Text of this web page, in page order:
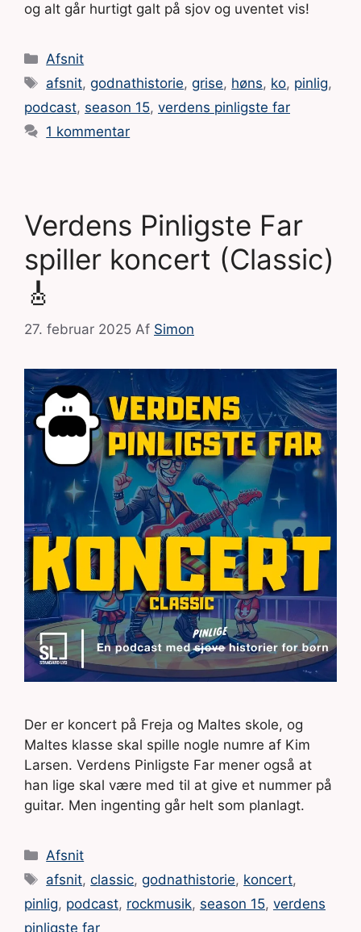
og alt går hurtigt galt på sjov og uventet vis!
Kategorier
Afsnit
Tags
afsnit,godnathistorie,grise, høns, ko, pinlig,
podcast, season 15, verdens pinligste far
1 kommentar
Verdens Pinligste Far
spiller koncert (Classic)
🎸
27. februar 2025 Af Simon
Der er koncert på Freja og Maltes skole, og
Maltes klasse skal spille nogle numre af Kim
Larsen. Verdens Pinligste Far mener også at
han lige skal være med til at give et nummer på
guitar. Men ingenting går helt som planlagt.
Kategorier
Afsnit
Tags
afsnit,classic,godnathistorie, koncert,
pinlig, podcast, rockmusik, season 15, verdens
pinligste far